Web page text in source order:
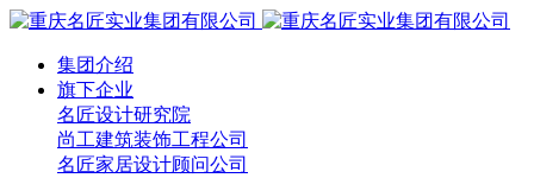
集团介绍
旗下企业
名匠设计研究院
尚工建筑装饰工程公司
名匠家居设计顾问公司